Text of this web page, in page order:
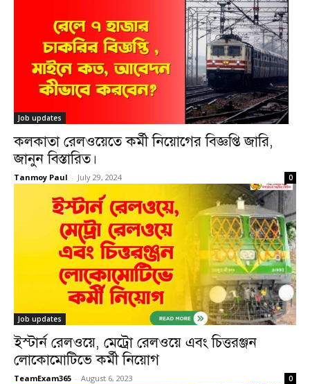
Job updates
কলকাতা রেলওয়েতে কর্মী নিয়োগের বিজ্ঞপ্তি জারি,
জানুন বিস্তারিত।
Tanmoy Paul - July 29, 2024 0
Job updates
ইস্টার্ন রেলওয়ে, মেট্রো রেলওয়ে এবং চিত্তরঞ্জন
লোকোমোটিভে কর্মী নিয়োগ
TeamExam365 - August 6, 2023 0